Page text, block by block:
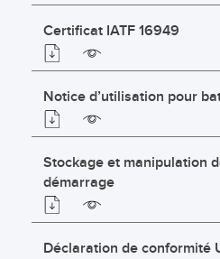
Certificat IATF 16949
Notice d’utilisation pour
Stockage et manipulation
démarrage
Déclaration de conformité